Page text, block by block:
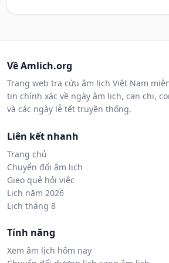
Về Amlich.org
Trang web tra cứu âm lịch Việt Nam
tin chính xác về ngày âm lịch, can chi,
và các ngày lễ tết truyền thống.
Liên kết nhanh
Trang chủ
Chuyển đổi âm lịch
Gieo quẻ hỏi việc
Lịch năm 2026
Lịch tháng 8
Tính năng
Xem âm lịch hôm nay